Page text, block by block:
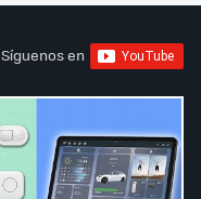
Síguenos en